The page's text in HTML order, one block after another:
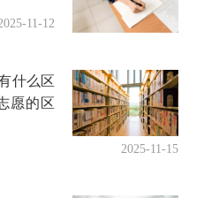
11-12
什么区
愿的区
2025-11-15